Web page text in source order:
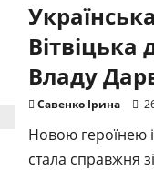
Вітвіцька
Владу
Савенко Ірина
Новою героїнею
стала справжня